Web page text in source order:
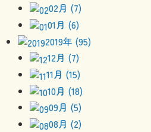
02月 (7)
01月 (6)
2019年 (95)
12月 (7)
11月 (15)
10月 (18)
09月 (5)
08月 (2)